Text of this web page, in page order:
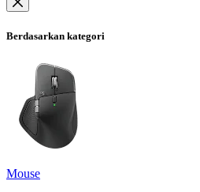
Berdasarkan kategori
Mouse